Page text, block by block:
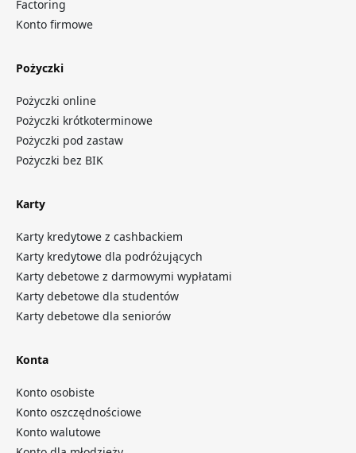
Factoring
Konto firmowe
Pożyczki
Pożyczki online
Pożyczki krótkoterminowe
Pożyczki pod zastaw
Pożyczki bez BIK
Karty
Karty kredytowe z cashbackiem
Karty kredytowe dla podróżujących
Karty debetowe z darmowymi wypłatami
Karty debetowe dla studentów
Karty debetowe dla seniorów
Konta
Konto osobiste
Konto oszczędnościowe
Konto walutowe